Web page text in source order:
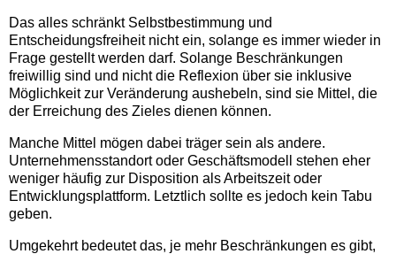
Das alles schränkt Selbstbestimmung und
Entscheidungsfreiheit nicht ein, solange es immer wieder in
Frage gestellt werden darf. Solange Beschränkungen
freiwillig sind und nicht die Reflexion über sie inklusive
Möglichkeit zur Veränderung aushebeln, sind sie Mittel, die
der Erreichung des Zieles dienen können.
Manche Mittel mögen dabei träger sein als andere.
Unternehmensstandort oder Geschäftsmodell stehen eher
weniger häufig zur Disposition als Arbeitszeit oder
Entwicklungsplattform. Letztlich sollte es jedoch kein Tabu
geben.
Umgekehrt bedeutet das, je mehr Beschränkungen es gibt,